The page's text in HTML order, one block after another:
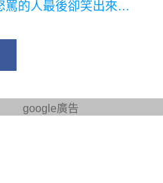
罵的人最後卻笑出來…
google廣告